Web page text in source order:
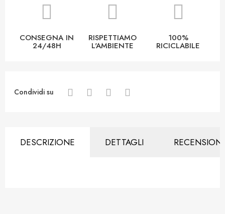
CONSEGNA IN
24/48H
RISPETTIAMO
L'AMBIENTE
100%
RICICLABILE
Condividi su
DESCRIZIONE DETTAGLI RECENSIONI